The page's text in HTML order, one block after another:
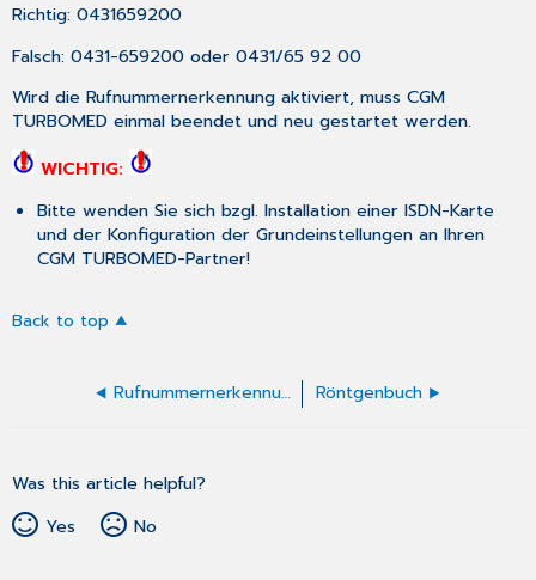
Richtig: 0431659200
Falsch: 0431-659200 oder 0431/65 92 00
Wird die Rufnummernerkennung aktiviert, muss CGM
TURBOMED einmal beendet und neu gestartet werden.
WICHTIG:
Bitte wenden Sie sich bzgl. Installation einer ISDN-Karte
und der Konfiguration der Grundeinstellungen an Ihren
CGM TURBOMED-Partner!
Back to top
Rufnummernerkennung Röntgenbuch
Was this article helpful?
Yes
No